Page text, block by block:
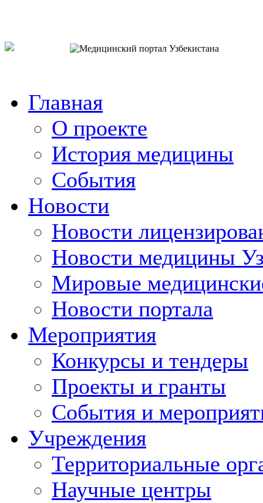
Главная
О проекте
История медицины
События
Новости
Новости
Новости медицины
Мировые
Новости портала
Мероприятия
Конкурсы и тендеры
Проекты и гранты
События и
Учреждения
Территориальные
Научные центры